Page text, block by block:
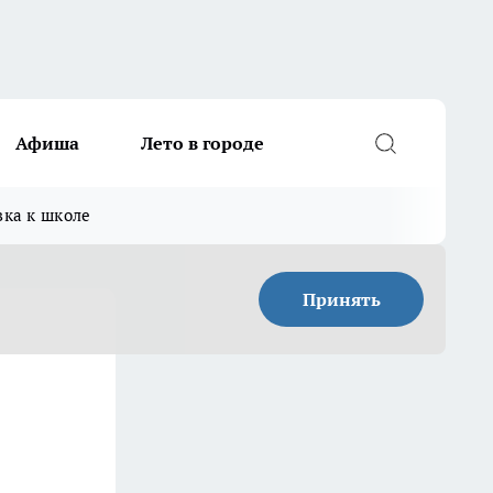
Афиша Лето в городе
к школе
Принять